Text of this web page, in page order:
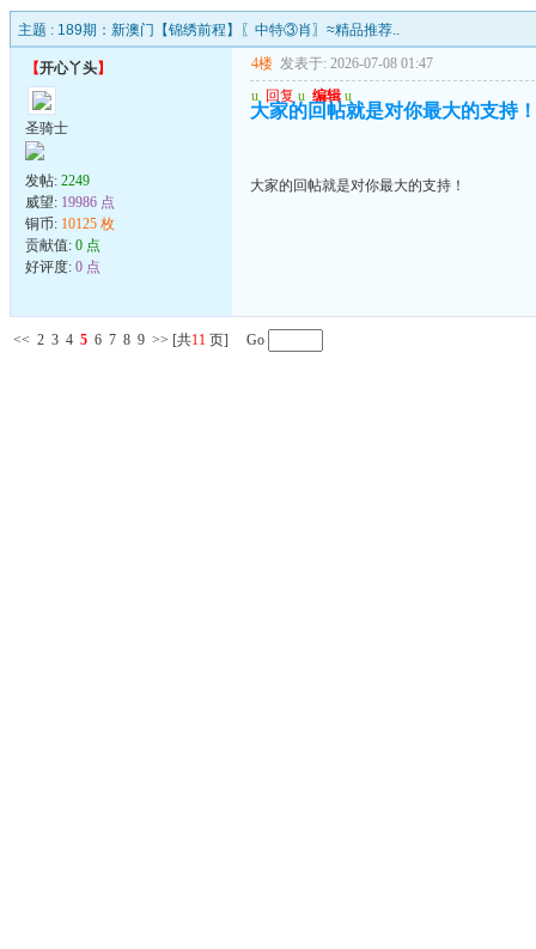
主题 : 189期：新澳门【锦绣前程】〖中特③肖〗≈精品推荐..
【开心丫头】
圣骑士
发帖: 2249
威望: 19986 点
铜币: 10125 枚
贡献值: 0 点
好评度: 0 点
4楼 发表于: 2026-07-08 01:47
u 回复 u 编辑 u
大家的回帖就是对你最大的支持！
大家的回帖就是对你最大的支持！
<< 2 3 4 5 6 7 8 9 >> [共11 页] Go